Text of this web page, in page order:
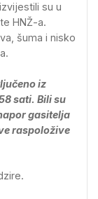
su u
HNŽ-a.
šuma i nisko
iz
sati. Bili su
gasitelja
raspoložive